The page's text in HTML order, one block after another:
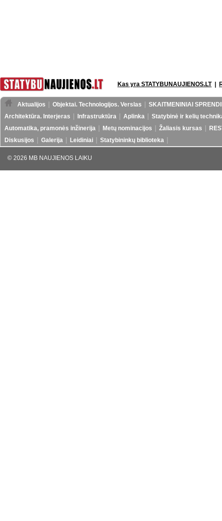
Kas yra STATYBUNAUJIENOS.LT|
Aktualijos Objektai. Technologijos. Verslas
SKAITMENINIAI
Architektūra. Interjeras
Infrastruktūra Aplinka
Statybinė ir kelių
Automatika, pramonės inžinerija
Metų nominacijos Žaliasis kursas
Diskusijos
Galerija Leidiniai Statybininkų biblioteka
© 2026 MB NAUJIENOS LAIKU